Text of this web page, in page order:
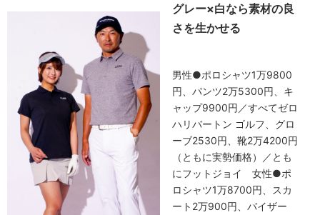
グレー×白なら素材の良
さを生かせる
男性●ポロシャツ1万9800
円、パンツ2万5300円、キ
ャップ9900円／すべてゼロ
ハリバートン ゴルフ、グロ
ーブ2530円、靴2万4200円
（ともに実勢価格）／とも
にフットジョイ 女性●ポ
ロシャツ1万8700円、スカ
ート2万900円、バイザー